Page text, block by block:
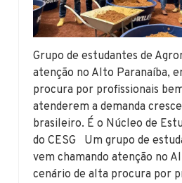
Grupo de estudantes de
atenção no Alto Paranaíba,
procura por profissionais
atenderem a demanda
brasileiro. É o Núcleo de
do CESG Um grupo de
vem chamando atenção no
cenário de alta procura por